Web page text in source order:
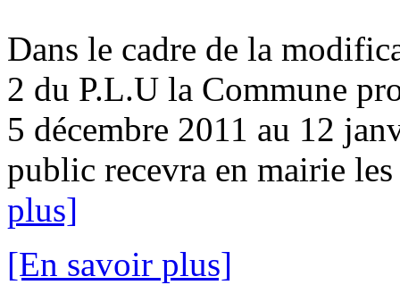
Dans le cadre de la
2 du P.L.U la Commune
5 décembre 2011 au 12
public recevra en mairie
plus]
[En savoir plus]